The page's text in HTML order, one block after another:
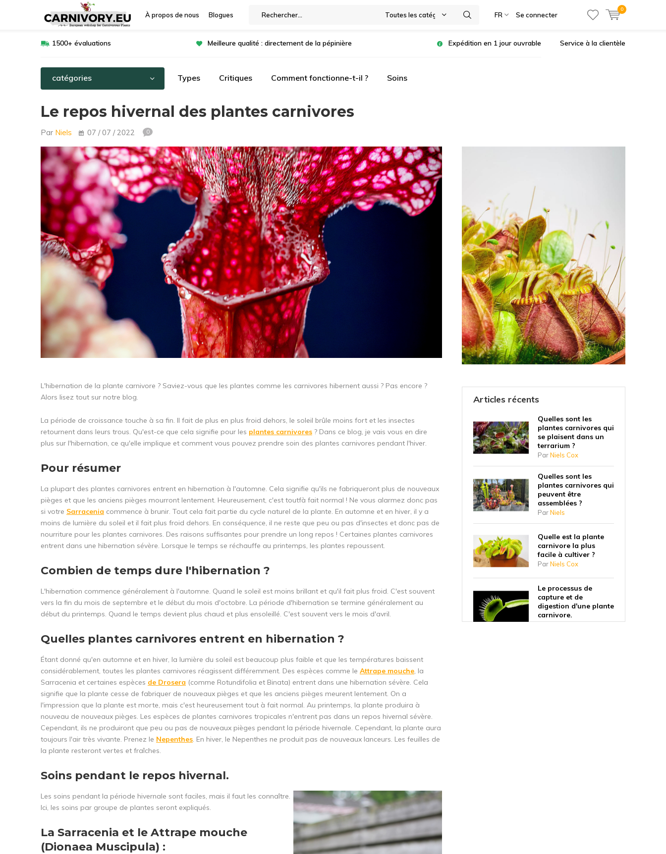
À propos de nous Blogues Toutes les catégories FR Se connecter
0
1500+ évaluations Meilleure qualité : directement de la pépinière Expédition en 1 jour ouvrable Service à la clientèle
catégories Types Critiques Comment fonctionne-t-il ? Soins
Le repos hivernal des plantes carnivores
Par Niels 07 / 07 / 2022 0
L'hibernation de la plante carnivore ? Saviez-vous que les plantes comme les carnivores hibernent aussi ? Pas encore ?
Alors lisez tout sur notre blog.
La période de croissance touche à sa fin. Il fait de plus en plus froid dehors, le soleil brûle moins fort et les insectes
retournent dans leurs trous. Qu'est-ce que cela signifie pour les plantes carnivores ? Dans ce blog, je vais vous en dire
plus sur l'hibernation, ce qu'elle implique et comment vous pouvez prendre soin des plantes carnivores pendant l'hiver.
Pour résumer
La plupart des plantes carnivores entrent en hibernation à l'automne. Cela signifie qu'ils ne fabriqueront plus de nouveaux
pièges et que les anciens pièges mourront lentement. Heureusement, c'est toutfà fait normal ! Ne vous alarmez donc pas
si votre Sarracenia commence à brunir. Tout cela fait partie du cycle naturel de la plante. En automne et en hiver, il y a
moins de lumière du soleil et il fait plus froid dehors. En conséquence, il ne reste que peu ou pas d'insectes et donc pas de
nourriture pour les plantes carnivores. Des raisons suffisantes pour prendre un long repos ! Certaines plantes carnivores
entrent dans une hibernation sévère. Lorsque le temps se réchauffe au printemps, les plantes repoussent.
Combien de temps dure l'hibernation ?
L'hibernation commence généralement à l'automne. Quand le soleil est moins brillant et qu'il fait plus froid. C'est souvent
vers la fin du mois de septembre et le début du mois d'octobre. La période d'hibernation se termine généralement au
début du printemps. Quand le temps devient plus chaud et plus ensoleillé. C'est souvent vers le mois d'avril.
Quelles plantes carnivores entrent en hibernation ?
Étant donné qu'en automne et en hiver, la lumière du soleil est beaucoup plus faible et que les températures baissent
considérablement, toutes les plantes carnivores réagissent différemment. Des espèces comme le Attrape mouche, la
Sarracenia et certaines espèces de Drosera (comme Rotundifolia et Binata) entrent dans une hibernation sévère. Cela
signifie que la plante cesse de fabriquer de nouveaux pièges et que les anciens pièges meurent lentement. On a
l'impression que la plante est morte, mais c'est heureusement tout à fait normal. Au printemps, la plante produira à
nouveau de nouveaux pièges. Les espèces de plantes carnivores tropicales n'entrent pas dans un repos hivernal sévère.
Cependant, ils ne produiront que peu ou pas de nouveaux pièges pendant la période hivernale. Cependant, la plante aura
toujours l'air très vivante. Prenez le Nepenthes. En hiver, le Nepenthes ne produit pas de nouveaux lanceurs. Les feuilles de
la plante resteront vertes et fraîches.
Soins pendant le repos hivernal.
Les soins pendant la période hivernale sont faciles, mais il faut les connaître.
Ici, les soins par groupe de plantes seront expliqués.
La Sarracenia et le Attrape mouche
(Dionaea Muscipula) :
Articles récents
Quelles sont les
plantes carnivores qui
se plaisent dans un
terrarium ?
ParNiels Cox
Quelles sont les
plantes carnivores qui
peuvent être
assemblées ?
ParNiels
Quelle est la plante
carnivore la plus
facile à cultiver ?
ParNiels Cox
Le processus de
capture et de
digestion d'une plante
carnivore.
ParNiels